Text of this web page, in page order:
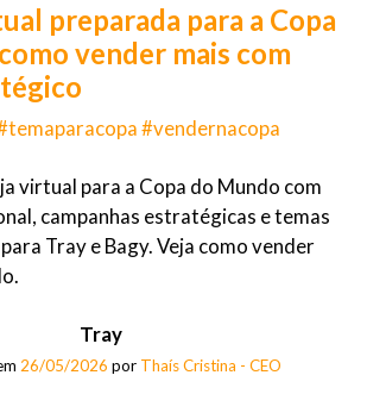
preparada para a Copa
vender mais com
#vendernacopa
virtual para a Copa do Mundo com
campanhas estratégicas e temas
Tray e Bagy. Veja como vender
Tray
26/05/2026 por Thaís Cristina - CEO